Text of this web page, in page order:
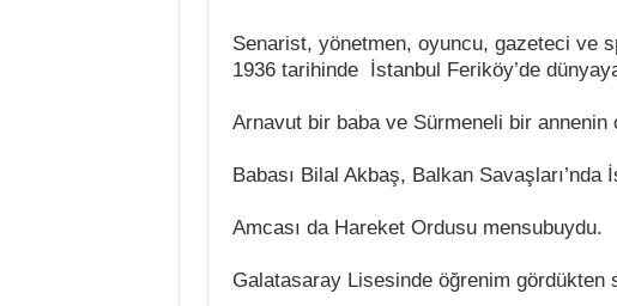
Senarist, yönetmen, oyuncu, gazeteci ve
1936 tarihinde İstanbul Feriköy’de
Arnavut bir baba ve Sürmeneli bir annenin
Babası Bilal Akbaş, Balkan Savaşları’nda
Amcası da Hareket Ordusu mensubuydu.
Galatasaray Lisesinde öğrenim gördükten